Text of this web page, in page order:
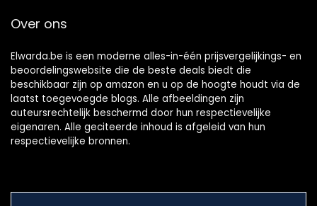
Over ons
Elwarda.be is een moderne alles-in-één prijsvergelijkings- en
beoordelingswebsite die de beste deals biedt die
beschikbaar zijn op amazon en u op de hoogte houdt via de
laatst toegevoegde blogs. Alle afbeeldingen zijn
auteursrechtelijk beschermd door hun respectievelijke
eigenaren. Alle geciteerde inhoud is afgeleid van hun
respectievelijke bronnen.